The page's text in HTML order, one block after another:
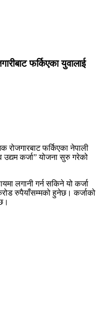
फर्किएका युवालाई
रोजगारबाट फर्किएका नेपाली
उद्यम कर्जा” योजना सुरु गरेको
लगानी गर्न सकिने यो कर्जा
रुपैयाँसम्मको हुनेछ। कर्जाको